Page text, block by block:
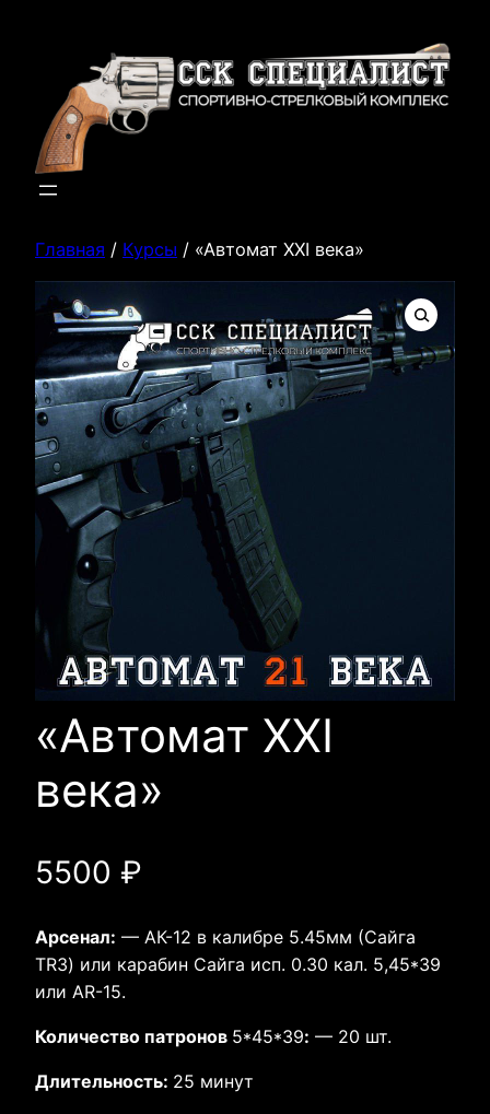
содержимому
Главная / Курсы / «Автомат XXI века»
«Автомат XXI
века»
5500 ₽
Арсенал: — АК-12 в калибре 5.45мм (Сайга
TR3) или карабин Сайга исп. 0.30 кал. 5,45*39
или AR-15.
Количество патронов 5*45*39: — 20 шт.
Длительность: 25 минут